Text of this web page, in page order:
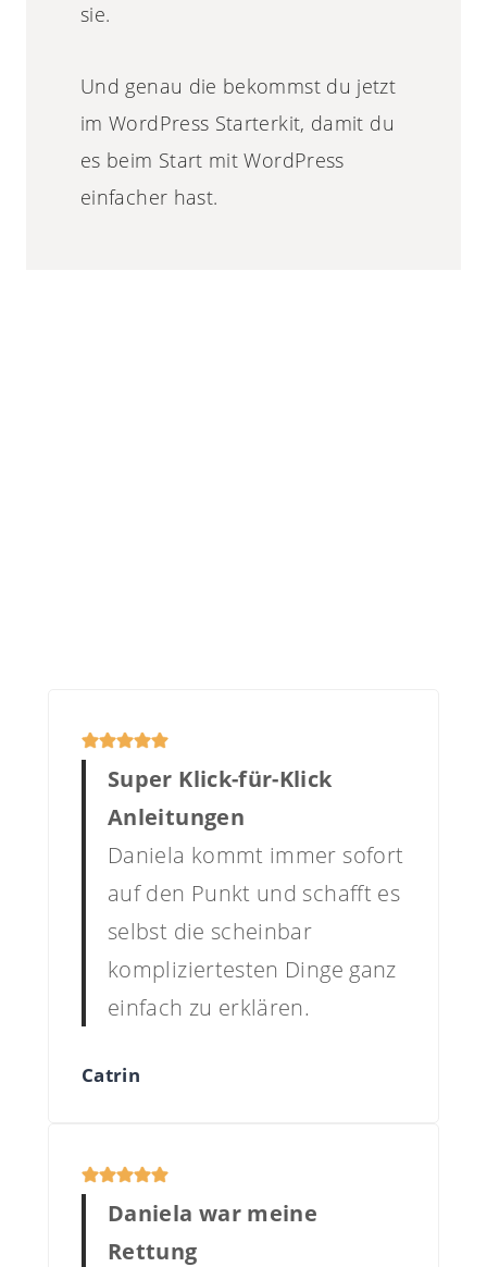
sie.
Und genau die bekommst du jetzt
im WordPress Starterkit, damit du
es beim Start mit WordPress
einfacher hast.
Super Klick-für-Klick
Anleitungen
Daniela kommt immer sofort
auf den Punkt und schafft es
selbst die scheinbar
kompliziertesten Dinge ganz
einfach zu erklären.
Catrin
Daniela war meine
Rettung